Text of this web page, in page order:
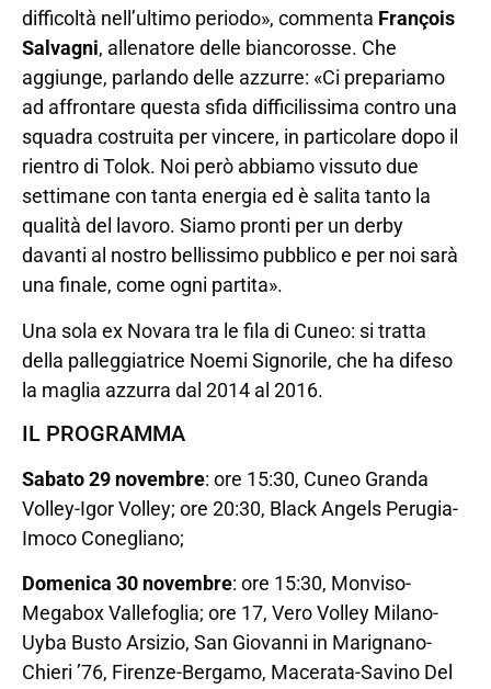
difficoltà nell’ultimo periodo», commenta François
Salvagni, allenatore delle biancorosse. Che
aggiunge, parlando delle azzurre: «Ci prepariamo
ad affrontare questa sfida difficilissima contro una
squadra costruita per vincere, in particolare dopo il
rientro di Tolok. Noi però abbiamo vissuto due
settimane con tanta energia ed è salita tanto la
qualità del lavoro. Siamo pronti per un derby
davanti al nostro bellissimo pubblico e per noi sarà
una finale, come ogni partita».
Una sola ex Novara tra le fila di Cuneo: si tratta
della palleggiatrice Noemi Signorile, che ha difeso
la maglia azzurra dal 2014 al 2016.
IL PROGRAMMA
Sabato 29 novembre: ore 15:30, Cuneo Granda
Volley-Igor Volley; ore 20:30, Black Angels Perugia-
Imoco Conegliano;
Domenica 30 novembre: ore 15:30, Monviso-
Megabox Vallefoglia; ore 17, Vero Volley Milano-
Uyba Busto Arsizio, San Giovanni in Marignano-
Chieri ’76, Firenze-Bergamo, Macerata-Savino Del